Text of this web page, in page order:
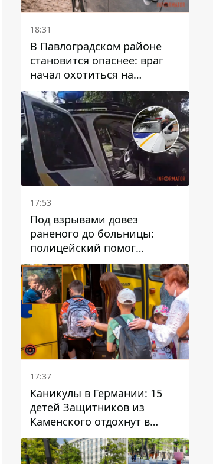
18:31
В Павлоградском районе
становится опаснее: враг
начал охотиться на
гражданский и военный
транспорт
17:53
Под взрывами довез
раненого до больницы:
полицейский помог
пострадавшему после атаки
на Каменский район
17:37
Каникулы в Германии: 15
детей Защитников из
Каменского отдохнут в
Вуппертале